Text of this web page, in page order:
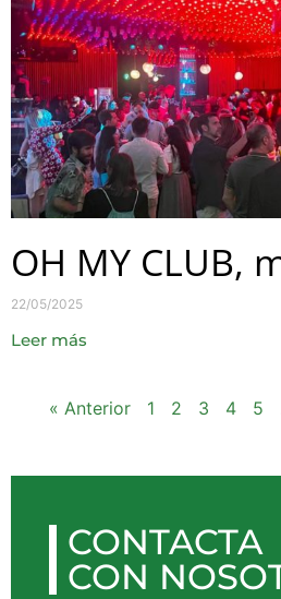
OH MY CLUB,
22/05/2025
Leer más
« Anterior 1 2 3 4 5
CONTACTA
CON